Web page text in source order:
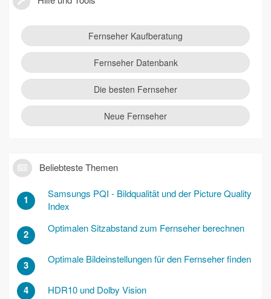
Fernseher Kaufberatung
Fernseher Datenbank
Die besten Fernseher
Neue Fernseher
Beliebteste Themen
1
Samsungs PQI - Bildqualität und der Picture Quality
Index
2 Optimalen Sitzabstand zum Fernseher berechnen
3 Optimale Bildeinstellungen für den Fernseher finden
4 HDR10 und Dolby Vision